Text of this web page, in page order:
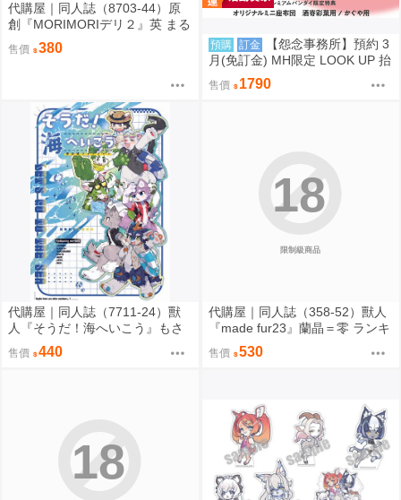
代購屋｜同人誌（8703-44）原
創『MORIMORIデリ２』英 まる
てん丼
售價 380 預購 訂金
【怨念事務所】預約 3
月(免訂金) MH限定 LOOK UP 抬
頭 超時空輝耀姬 輝耀&酒寄彩葉
套組附特典 0816
售價 1790
代購屋｜同人誌（7711-24）獸
人『そうだ！海へいこう』もさ
パラレルワールド
售價 440
限制級商品
18
代購屋｜同人誌（358-52）獸人
『made fur23』蘭晶＝零 ランキ
チ 096
售價 530
18